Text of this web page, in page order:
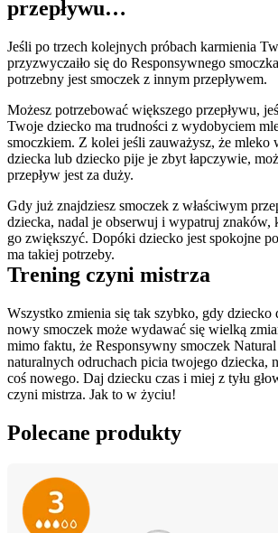
przepływu…
Jeśli po trzech kolejnych próbach karmienia
przyzwyczaiło się do Responsywnego
potrzebny jest smoczek z innym przepływem.
Możesz potrzebować większego przepływu,
Twoje dziecko ma trudności z wydobyciem
smoczkiem. Z kolei jeśli zauważysz, że mleko
dziecka lub dziecko pije je zbyt łapczywie,
przepływ jest za duży.
Gdy już znajdziesz smoczek z właściwym
dziecka, nadal je obserwuj i wypatruj znaków,
go zwiększyć. Dopóki dziecko jest spokojne
ma takiej potrzeby.
Trening czyni mistrza
Wszystko zmienia się tak szybko, gdy
nowy smoczek może wydawać się wielką
mimo faktu, że Responsywny smoczek Natural
naturalnych odruchach picia twojego dziecka,
coś nowego. Daj dziecku czas i miej z tyłu
czyni mistrza. Jak to w życiu!
Polecane produkty